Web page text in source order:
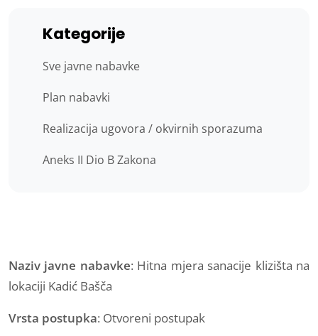
Kategorije
Sve javne nabavke
Plan nabavki
Realizacija ugovora / okvirnih sporazuma
Aneks II Dio B Zakona
Naziv javne nabavke: Hitna mjera sanacije klizišta na
lokaciji Kadić Bašča
Vrsta postupka: Otvoreni postupak